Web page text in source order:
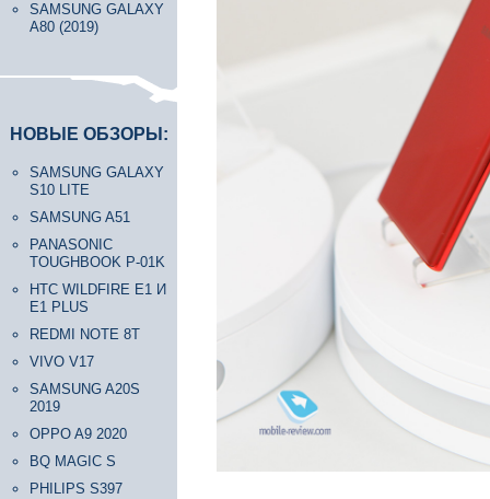
SAMSUNG GALAXY
A80 (2019)
НОВЫЕ ОБЗОРЫ:
SAMSUNG GALAXY
S10 LITE
SAMSUNG A51
PANASONIC
TOUGHBOOK P-01K
HTC WILDFIRE E1 И
E1 PLUS
REDMI NOTE 8T
VIVO V17
SAMSUNG A20S
2019
OPPO A9 2020
BQ MAGIC S
PHILIPS S397